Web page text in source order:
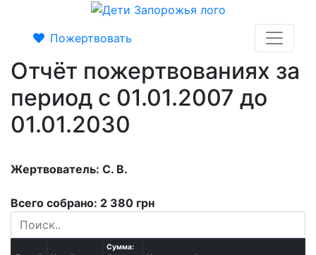
Пожертвовать
Отчёт пожертвованиях за
период с 01.01.2007 до
01.01.2030
Жертвователь: С. В.
Всего собрано: 2 380 грн
Сумма: